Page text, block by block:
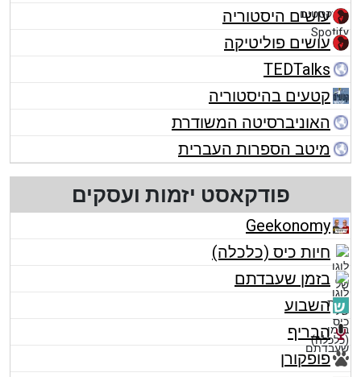
עושים היסטוריה
עושים פוליטיקה
TEDTalks
קטעים בהיסטוריה
האוניברסיטה המשודרת
מיטב הספרות העברית
פודקאסט יזמות ועסקים
Geekonomy
חיות כיס (כלכלה)
בזמן שעבדתם
השבוע
הבריף
פופקורן